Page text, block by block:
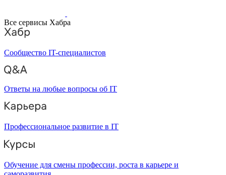
Все сервисы Хабра
Сообщество IT-специалистов
Ответы на любые вопросы об IT
Профессиональное развитие в IT
Обучение для смены профессии, роста в карьере и